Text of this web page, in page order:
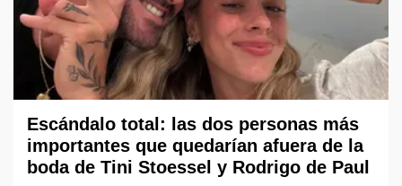
Escándalo total: las dos personas más
importantes que quedarían afuera de la
boda de Tini Stoessel y Rodrigo de Paul